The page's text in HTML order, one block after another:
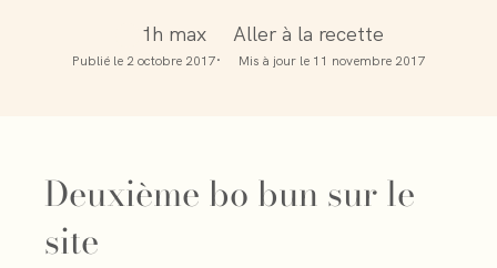
1h max Aller à la recette
Publié le 2 octobre 2017 Mis à jour le 11 novembre 2017
Deuxième bo bun sur le
site